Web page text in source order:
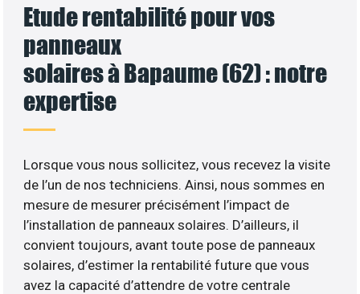
Etude rentabilité pour vos
panneaux
solaires à Bapaume (62) : notre
expertise
Lorsque vous nous sollicitez, vous recevez la visite
de l’un de nos techniciens. Ainsi, nous sommes en
mesure de mesurer précisément l’impact de
l’installation de panneaux solaires. D’ailleurs, il
convient toujours, avant toute pose de panneaux
solaires, d’estimer la rentabilité future que vous
avez la capacité d’attendre de votre centrale